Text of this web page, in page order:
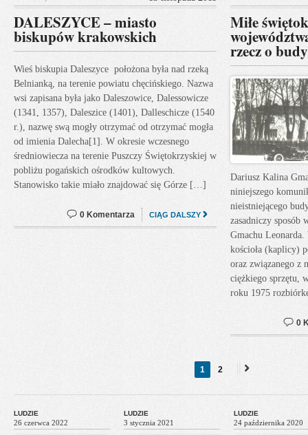
DALESZYCE – miasto
biskupów krakowskich
Wieś biskupia Daleszyce położona była nad rzeką
Belnianką, na terenie powiatu chęcińskiego. Nazwa
wsi zapisana była jako Daleszowice, Dalessowicze
(1341, 1357), Daleszice (1401), Dalleschicze (1540
r.), nazwę swą mogły otrzymać od otrzymać mogła
od imienia Dalecha[1]. W okresie wczesnego
średniowiecza na terenie Puszczy Świętokrzyskiej w
pobliżu pogańskich ośrodków kultowych.
Stanowisko takie miało znajdować się Górze […]
CIĄG DALSZY
0 Komentarza
Miłe
rzecz o
Dariusz Kalina
niniejszego
nieistniejącego
zasadniczy sposób
Gmachu
kościoła (kaplicy)
oraz związanego z
ciężkiego sprzętu,
roku 1975
0
1
2
»
LUDZIE
26 czerwca 2022
LUDZIE
3 stycznia 2021
LUDZIE
24 października 2020